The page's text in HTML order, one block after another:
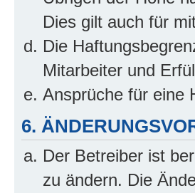
Dies gilt auch für
Die
Mitarbeiter und
Ansprüche für eine
6.
Der Betreiber ist
zu ändern. Die